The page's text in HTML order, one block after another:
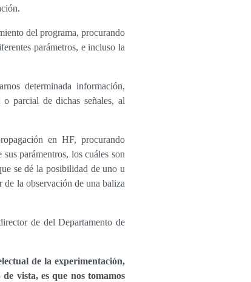
del programa, procurando
parámetros, e incluso la
determinada información,
parcial de dichas señales, al
en HF, procurando
parámentros, los cuáles son
se dé la posibilidad de uno u
la observación de una baliza
de del Departamento de
de la experimentación,
vista, es que nos tomamos